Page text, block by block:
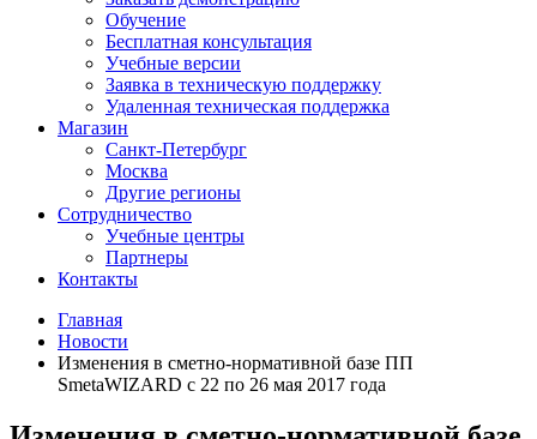
Обучение
Бесплатная консультация
Учебные версии
Заявка в техническую поддержку
Удаленная техническая поддержка
Магазин
Санкт-Петербург
Москва
Другие регионы
Сотрудничество
Учебные центры
Партнеры
Контакты
Главная
Новости
Изменения в сметно-нормативной базе ПП
SmetaWIZARD с 22 по 26 мая 2017 года